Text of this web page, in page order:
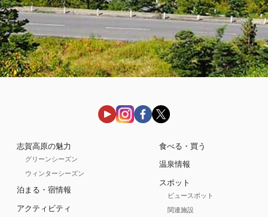
志賀高原の魅力
グリーンシーズン
ウィンターシーズン
泊まる・宿情報
アクティビティ
食べる・買う
温泉情報
スポット
ビュースポット
関連施設